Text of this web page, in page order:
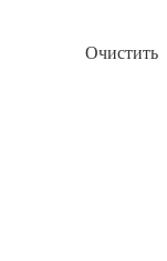
Очистить